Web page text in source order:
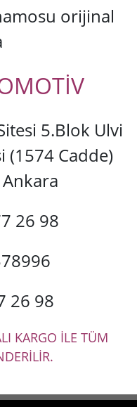
orijinal
5.Blok Ulvi
(1574 Cadde)
26 98
26 98
KARGO İLE TÜM